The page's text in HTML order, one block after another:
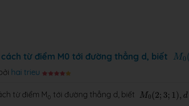
từ điểm M0 tới đường thẳng d, biết M0(
hai trieu
từ điểm M0 tới đường thẳng d, biết M0 (2; 3; 1), d